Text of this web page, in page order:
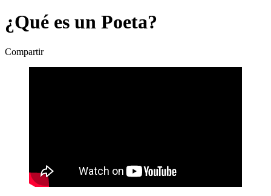
¿Qué es un Poeta?
Compartir